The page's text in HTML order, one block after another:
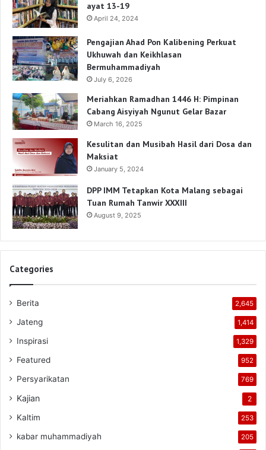
ayat 13-19
April 24, 2024
Pengajian Ahad Pon Kalibening Perkuat
Ukhuwah dan Keikhlasan
Bermuhammadiyah
July 6, 2026
Meriahkan Ramadhan 1446 H: Pimpinan
Cabang Aisyiyah Ngunut Gelar Bazar
March 16, 2025
Kesulitan dan Musibah Hasil dari Dosa dan
Maksiat
January 5, 2024
DPP IMM Tetapkan Kota Malang sebagai
Tuan Rumah Tanwir XXXIII
August 9, 2025
Categories
Berita 2,645
Jateng 1,414
Inspirasi 1,329
Featured 952
Persyarikatan 769
Kajian 2
Kaltim 253
kabar muhammadiyah 205